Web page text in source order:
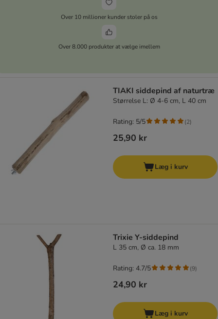
Over 10 millioner kunder stoler på os
Over 8.000 produkter at vælge imellem
TIAKI siddepind af naturtræ
Størrelse L: Ø 4-6 cm, L 40 cm
25,90 kr
Rating: 5/5 (2)
Læg i kurv
Trixie Y-siddepind
L 35 cm, Ø ca. 18 mm
24,90 kr
Rating: 4.7/5 (9)
Læg i kurv